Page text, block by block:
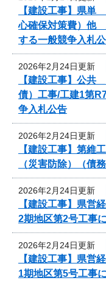
【建設工事】県単
心確保対策費）他
する一般競争入札
2026年2月24日更新
【建設工事】公共
債）工事/工建1第
争入札公告
2026年2月24日更新
【建設工事】第維
（災害防除）（債
2026年2月24日更新
【建設工事】県営
2期地区第2号工事
2026年2月24日更新
【建設工事】県営
1期地区第5号工事